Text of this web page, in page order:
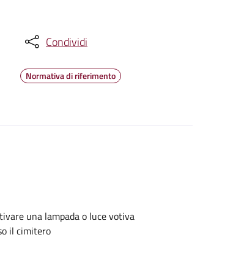
Condividi
Normativa di riferimento